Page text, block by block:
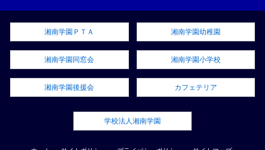
湘南学園ＰＴＡ
湘南学園同窓会
湘南学園後援会
湘南学園幼稚園
湘南学園小学校
カフェテリア
学校法人湘南学園